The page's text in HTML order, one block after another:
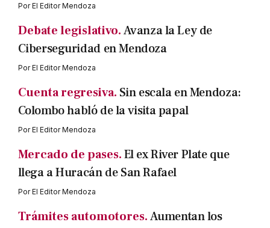
PorEl Editor Mendoza
Debate legislativo.Avanza la Ley de
Ciberseguridad en Mendoza
PorEl Editor Mendoza
Cuenta regresiva. Sin escala en Mendoza:
Colombo habló de la visita papal
PorEl Editor Mendoza
Mercado de pases.El ex River Plate que
llega a Huracán de San Rafael
PorEl Editor Mendoza
Trámites automotores.Aumentan los